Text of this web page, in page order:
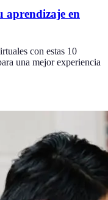
aprendizaje en
con estas 10
una mejor experiencia